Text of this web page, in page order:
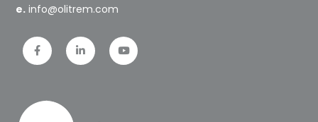
e. info@olitrem.com